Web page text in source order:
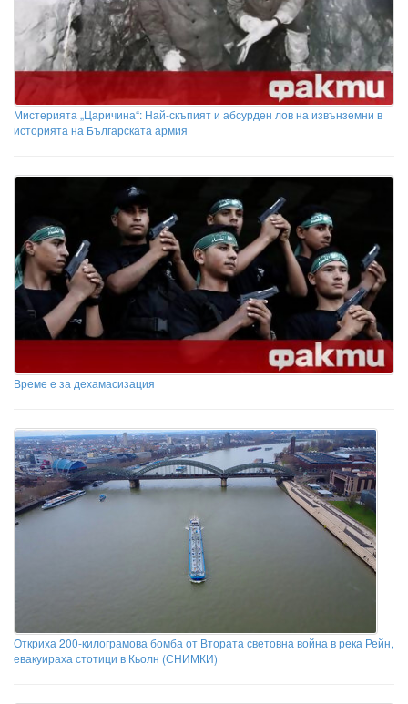
Мистерията „Царичина“: Най-скъпият и абсурден лов на извънземни в
историята на Българската армия
Време е за дехамасизация
Откриха 200-килограмова бомба от Втората световна война в река Рейн,
евакуираха стотици в Кьолн (СНИМКИ)